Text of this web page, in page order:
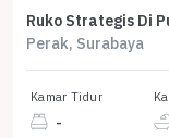
Ruko Strategis Di
Perak, Surabaya
Kamar Tidur
-